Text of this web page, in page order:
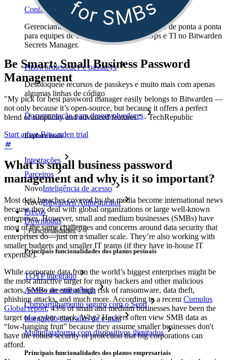
Conheça o Secrets Manager
Gerenciamento de segredos com criptografia de ponta a ponta
para equipes de desenvolvimento, DevOps e TI no Bitwarden
Secrets Manager.
Passwordless.dev e passkeys
Desbloqueie recursos de passkeys e muito mais com apenas
algumas linhas de código
Documentação para desenvolvedores
Explore mais
Integrações
Parceiros
NovoInteligência de acesso
NovoBitwarden Authenticator
Preços
Downloads
Funcionalidades
Principais funcionalidades dos planos pessoais
TOTP integrado
Acesso de emergência
Compartilhamento seguro com o Send
Integração com alias de e-mail
Multiplataforma com dispositivos ilimitados
Principais funcionalidades dos planos empresariais
Be Smart: Small Business Password
Management
"My pick for best password manager easily belongs to Bitwarden —
not only because it’s open-source, but because it offers a perfect
blend of simplicity and advanced features." - TechRepublic
Start a free Bitwarden trial
What is small business password
management and why is it so important?
Most data breaches covered by the media become international news
because they deal with global organizations or large well-known
enterprises. However, small and medium businesses (SMBs) have
most of the same challenges and concerns around data security that
enterprises do—just on a smaller scale. They’re also working with
smaller budgets and smaller IT teams (if they have in-house IT
expertise).
While corporate data from the world’s biggest enterprises might be
the most attractive target for many hackers and other malicious
actors, SMBs are still at high risk of ransomware, data theft,
phishing attacks, and much more. According to a recent Cumulus
Global report, 43% of small and medium businesses have been the
target of a cyber attack. Why? Hackers often view SMB data as
“low-hanging fruit” because they assume smaller businesses don't
have the robust security or protection that big corporations can
afford.